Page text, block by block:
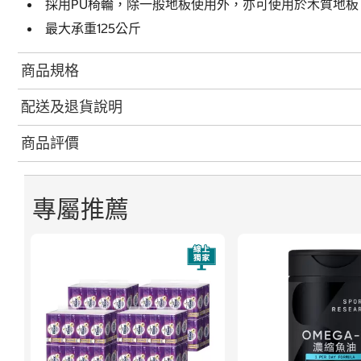
採用PU椅輪，除一般地板使用外，亦可使用於木質地
最大承重125公斤
商品規格
配送及退貨說明
商品評價
專屬推薦